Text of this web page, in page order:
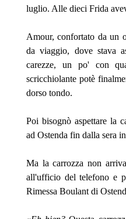
luglio. Alle dieci Frida
Amour, confortato da un
da viaggio, dove stava
carezze, un po' con
scricchiolante potè
dorso tondo.
Poi bisognò aspettare la
ad Ostenda fin dalla sera
Ma la carrozza non
all'ufficio del telefono e
Rimessa Boulant di